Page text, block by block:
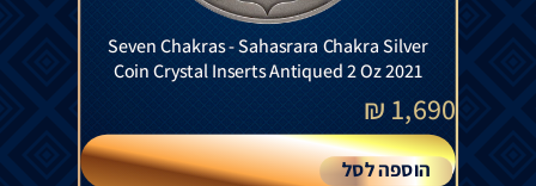
Seven Chakras - Sahasrara Chakra Silver
Coin Crystal Inserts Antiqued 2 Oz 2021
1,690
₪
הוספה לסל